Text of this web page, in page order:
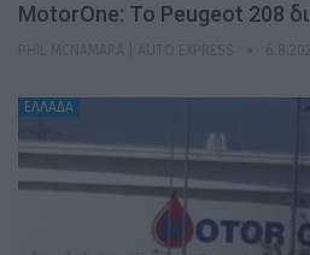
MotorOne: Το Peugeot 208
ΕΛΛΑΔΑ